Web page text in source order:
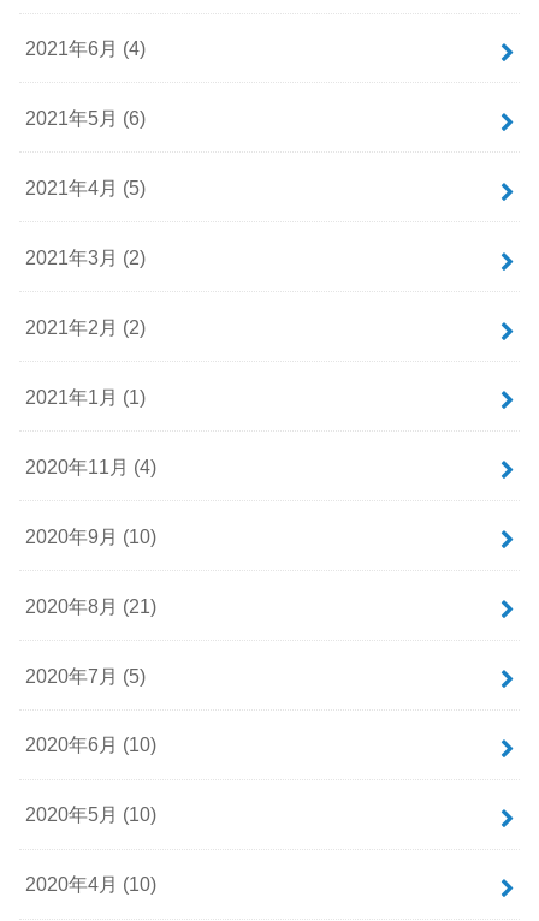
2021年6月 (4)
2021年5月 (6)
2021年4月 (5)
2021年3月 (2)
2021年2月 (2)
2021年1月 (1)
2020年11月 (4)
2020年9月 (10)
2020年8月 (21)
2020年7月 (5)
2020年6月 (10)
2020年5月 (10)
2020年4月 (10)